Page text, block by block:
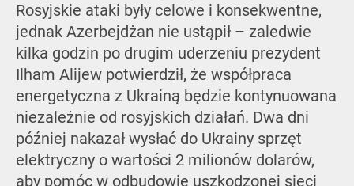
Rosyjskie ataki były celowe i konsekwentne,
jednak Azerbejdżan nie ustąpił – zaledwie
kilka godzin po drugim uderzeniu prezydent
Ilham Alijew potwierdził, że współpraca
energetyczna z Ukrainą będzie kontynuowana
niezależnie od rosyjskich działań. Dwa dni
później nakazał wysłać do Ukrainy sprzęt
elektryczny o wartości 2 milionów dolarów,
aby pomóc w odbudowie uszkodzonej sieci